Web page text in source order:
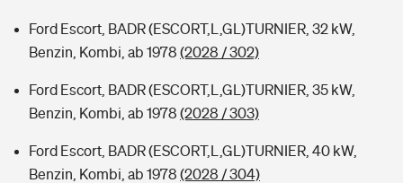
Ford Escort, BADR (ESCORT,L,GL)TURNIER, 32 kW,
Benzin, Kombi, ab 1978 (2028 / 302)
Ford Escort, BADR (ESCORT,L,GL)TURNIER, 35 kW,
Benzin, Kombi, ab 1978 (2028 / 303)
Ford Escort, BADR (ESCORT,L,GL)TURNIER, 40 kW,
Benzin, Kombi, ab 1978 (2028 / 304)